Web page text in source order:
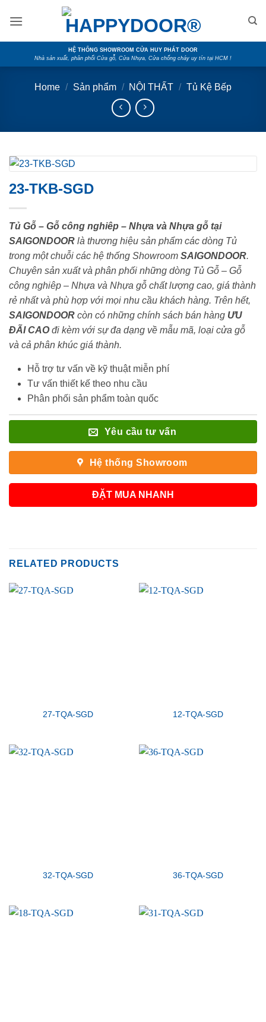
HỆ THỐNG SHOWROOM CỬA HUY PHÁT DOOR
Nhà sản xuất, phân phối Cửa gỗ, Cửa Nhựa, Cửa chống cháy uy tín tại HCM !
Home / Sản phẩm / NỘI THẤT / Tủ Kệ Bếp
23-TKB-SGD
Tủ Gỗ – Gỗ công nghiêp – Nhựa và Nhựa gỗ tại
SAIGONDOOR là thương hiệu sản phẩm các dòng Tủ
trong một chuỗi các hệ thống Showroom SAIGONDOOR.
Chuyên sản xuất và phân phối những dòng Tủ Gỗ – Gỗ
công nghiêp – Nhựa và Nhựa gỗ chất lượng cao, giá thành
rẻ nhất và phù hợp với mọi nhu cầu khách hàng. Trên hết,
SAIGONDOOR còn có những chính sách bán hàng ƯU
ĐÃI CAOđi kèm với sự đa dạng về mẫu mã, loại cửa gỗ
và cả phân khúc giá thành.
Hỗ trợ tư vấn về kỹ thuật miễn phí
Tư vấn thiết kế theo nhu cầu
Phân phối sản phẩm toàn quốc
Yêu cầu tư vấn
Hệ thống Showroom
ĐẶT MUA NHANH
RELATED PRODUCTS
27-TQA-SGD 12-TQA-SGD
32-TQA-SGD 36-TQA-SGD